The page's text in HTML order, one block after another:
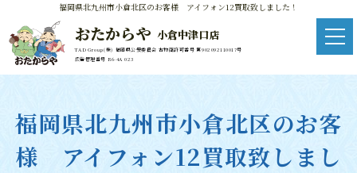
福岡県北九州市小倉北区のお客様 アイフォン12買取致しました！
おたからや 小倉中津口店
TAD Group(株) 福岡県公安委員会 古物商許可番号 第902092110017号
広告管理番号 R6-4A 023
福岡県北九州市小倉北区のお客
様 アイフォン12買取致しまし